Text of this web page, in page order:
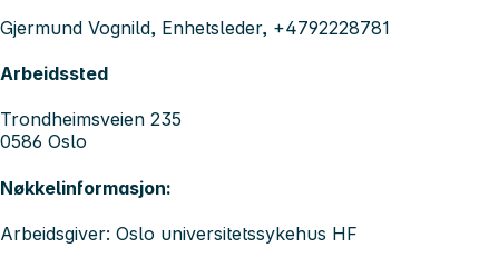
Gjermund Vognild, Enhetsleder, +4792228781
Arbeidssted
Trondheimsveien 235
0586 Oslo
Nøkkelinformasjon:
Arbeidsgiver: Oslo universitetssykehus HF